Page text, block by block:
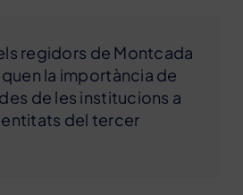
regidors de Montcada
la importància de
de les institucions a
entitats del tercer